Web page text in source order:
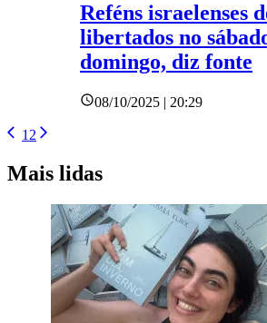
Reféns israelenses
libertados no
domingo, diz fonte
08/10/2025 | 20:29
1 2
Mais lidas